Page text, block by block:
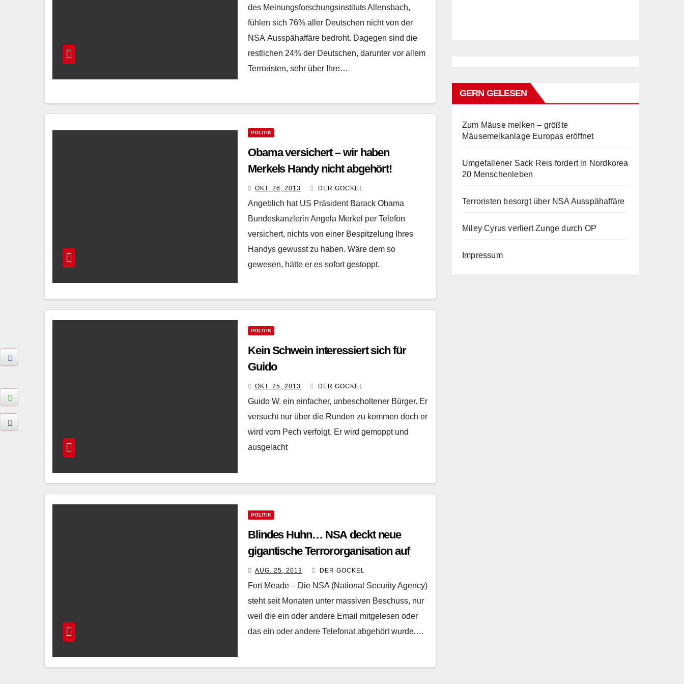
des Meinungsforschungsinstituts Allensbach,
fühlen sich 76% aller Deutschen nicht von der
NSA Ausspähaffäre bedroht. Dagegen sind die
restlichen 24% der Deutschen, darunter vor allem
Terroristen, sehr über Ihre…
POLITIK
Obama versichert – wir haben
Merkels Handy nicht abgehört!
OKT. 26, 2013 DER GOCKEL
Angeblich hat US Präsident Barack Obama
Bundeskanzlerin Angela Merkel per Telefon
versichert, nichts von einer Bespitzelung Ihres
Handys gewusst zu haben. Wäre dem so
gewesen, hätte er es sofort gestoppt.
POLITIK
Kein Schwein interessiert sich für
Guido
OKT. 25, 2013 DER GOCKEL
Guido W. ein einfacher, unbescholtener Bürger. Er
versucht nur über die Runden zu kommen doch er
wird vom Pech verfolgt. Er wird gemoppt und
ausgelacht
POLITIK
Blindes Huhn… NSA deckt neue
gigantische Terrororganisation auf
AUG. 25, 2013 DER GOCKEL
Fort Meade – Die NSA (National Security Agency)
steht seit Monaten unter massiven Beschuss, nur
weil die ein oder andere Email mitgelesen oder
das ein oder andere Telefonat abgehört wurde.…
GERN GELESEN
Zum Mäuse melken – größte
Mäusemelkanlage Europas eröffnet
Umgefallener Sack Reis fordert in Nordkorea
20 Menschenleben
Terroristen besorgt über NSA Ausspähaffäre
Miley Cyrus verliert Zunge durch OP
Impressum